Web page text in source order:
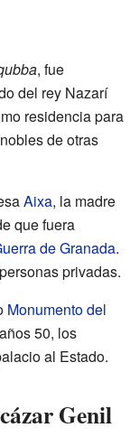
, fue
del rey Nazarí
residencia para
de otras
Aixa, la madre
que fuera
de Granada.
privadas.
Monumento del
50, los
al Estado.
Genil